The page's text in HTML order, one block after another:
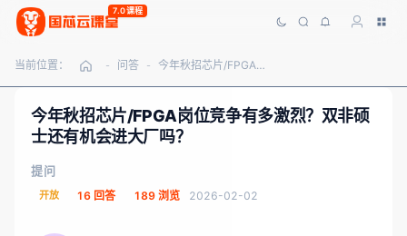
7.0课程
当前位置： - 问答 - 今年秋招芯片/FPGA岗位竞争有多激烈？双非硕士还有机会进大厂吗？
今年秋招芯片/FPGA岗位竞争有多激烈？双非硕
士还有机会进大厂吗？
提问
开放 16 回答 189 浏览 2026-02-02